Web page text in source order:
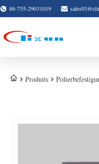
86-755-29031019
Produits